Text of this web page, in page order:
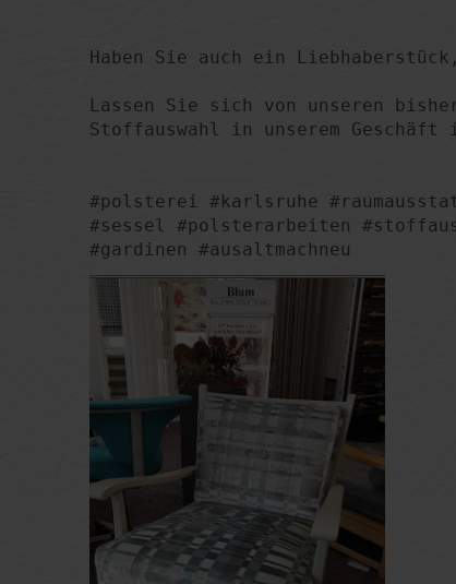
Haben Sie auch ein
Lassen Sie sich von unseren
Stoffauswahl in unserem
#polsterei #karlsruhe
#sessel #polsterarbeiten
#gardinen #ausaltmachneu